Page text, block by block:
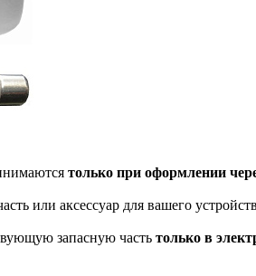
только при оформлении
или аксессуар для вашего
запасную часть только в